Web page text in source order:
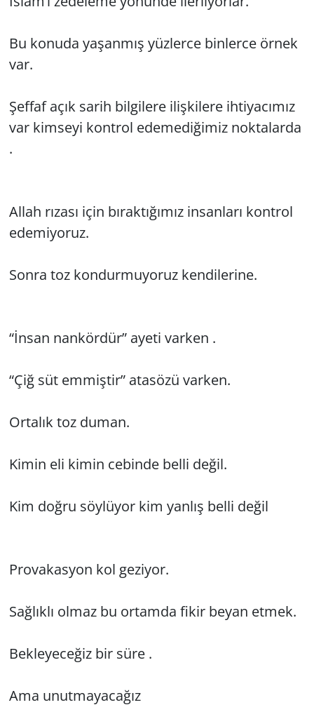
Bu ko­nu­da ya­şan­mış yüz­ler­ce bin­ler­ce örnek
var.
Şef­faf açık sarih bil­gi­le­re iliş­ki­le­re ih­ti­ya­cı­mız
var kim­se­yi kont­rol ede­me­di­ği­miz nok­ta­lar­da
.
Allah rı­za­sı için bı­rak­tı­ğı­mız in­san­la­rı kont­rol
ede­mi­yo­ruz.
Sonra toz kon­dur­mu­yo­ruz ken­di­le­ri­ne.
“İnsan nan­kör­dür” ayeti var­ken .
“Çiğ süt em­miş­tir” ata­sö­zü var­ken.
Or­ta­lık toz duman.
Kimin eli kimin ce­bin­de belli değil.
Kim doğru söy­lü­yor kim yan­lış belli değil
Pro­va­kas­yon kol ge­zi­yor.
Sağ­lık­lı olmaz bu or­tam­da fikir beyan etmek.
Bek­le­ye­ce­ğiz bir süre .
Ama unut­ma­ya­ca­ğız